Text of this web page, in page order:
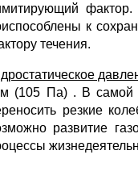
к
течения.
(105 Па) . В самой
резкие
развитие